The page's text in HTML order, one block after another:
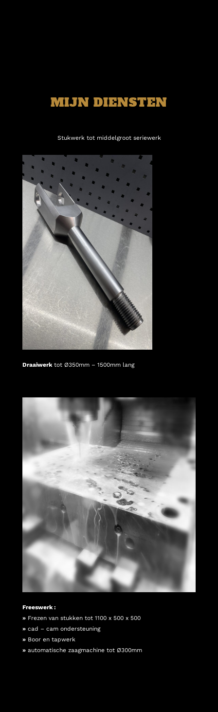
MIJN DIENSTEN
Stukwerk tot middelgroot seriewerk
Draaiwerktot Ø350mm – 1500mm lang
Freeswerk :
»Frezen van stukken tot 1100 x 500 x 500
»cad – cam ondersteuning
»Boor en tapwerk
»automatische zaagmachine tot Ø300mm